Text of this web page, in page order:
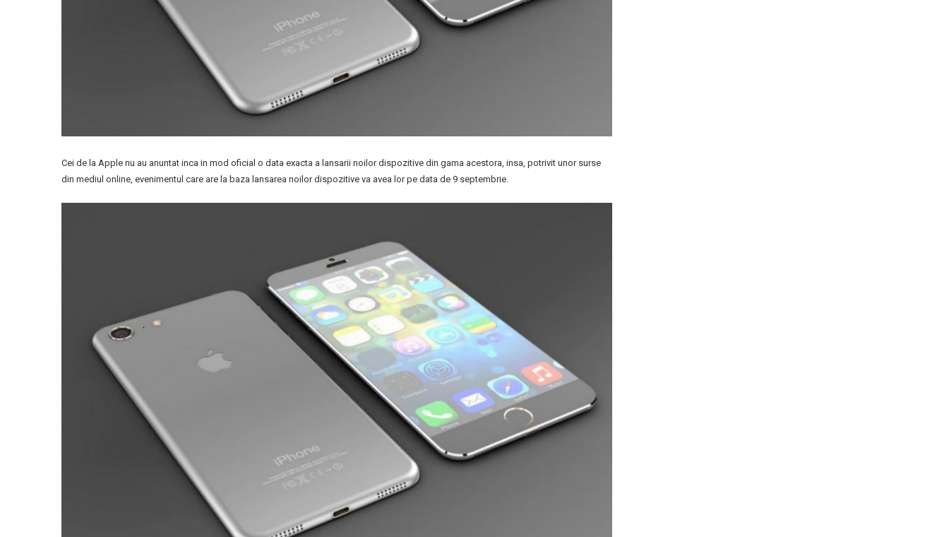
Cei de la Apple nu au anuntat inca in mod oficial o data exacta a lansarii noilor dispozitive din gama acestora, insa, potrivit unor surse
din mediul online, evenimentul care are la baza lansarea noilor dispozitive va avea lor pe data de 9 septembrie.